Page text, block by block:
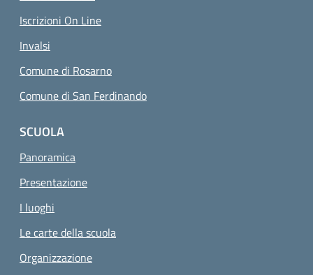
Iscrizioni On Line
Invalsi
Comune di Rosarno
Comune di San Ferdinando
SCUOLA
Panoramica
Presentazione
I luoghi
Le carte della scuola
Organizzazione